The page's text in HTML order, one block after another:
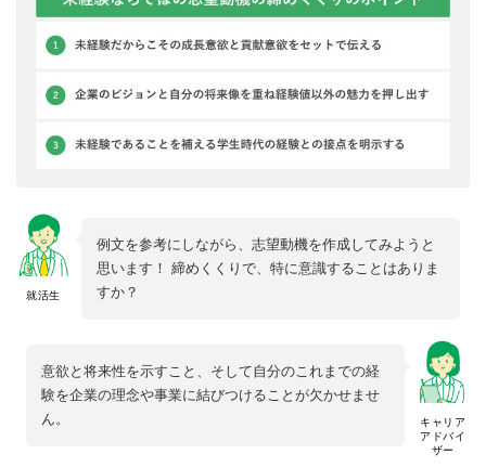
就活生
例文を参考にしながら、志望動機を作成してみようと
思います！ 締めくくりで、特に意識することはありま
すか？
キャリア
アドバイ
ザー
意欲と将来性を示すこと、そして自分のこれまでの経
験を企業の理念や事業に結びつけることが欠かせませ
ん。